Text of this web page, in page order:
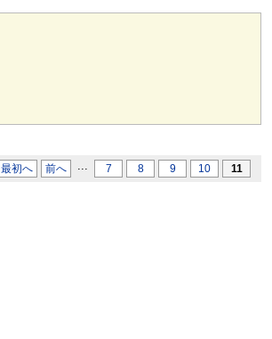
最初へ 前へ ... 7 8 9 10 11